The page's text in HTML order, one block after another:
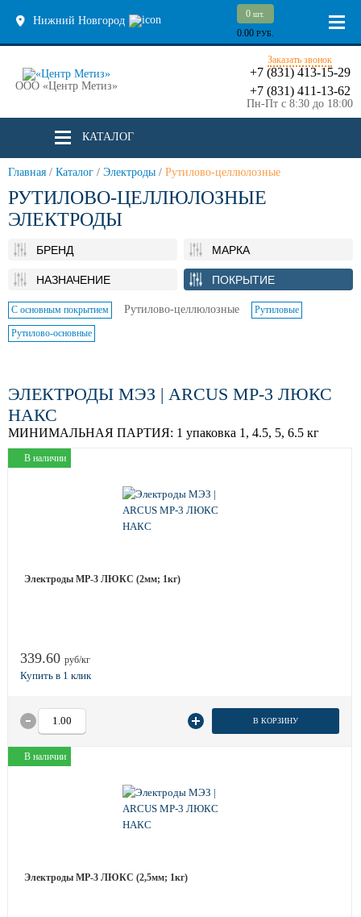
Нижний Новгород
0 шт.
0.00 РУБ.
ООО «Центр Метиз»
Заказать звонок
+7 (831) 413-15-29
+7 (831) 411-13-62
Пн-Пт с 8:30 до 18:00
КАТАЛОГ
Главная / Каталог / Электроды / Рутилово-целлюлозные
РУТИЛОВО-ЦЕЛЛЮЛОЗНЫЕ
ЭЛЕКТРОДЫ
БРЕНД МАРКА
НАЗНАЧЕНИЕ ПОКРЫТИЕ
С основным покрытием Рутилово-целлюлозные Рутиловые
Рутилово-основные
ЭЛЕКТРОДЫ МЭЗ | ARCUS МР-3 ЛЮКС
НАКС
МИНИМАЛЬНАЯ ПАРТИЯ: 1 упаковка 1, 4.5, 5, 6.5 кг
В наличии
Электроды МР-3 ЛЮКС (2мм; 1кг)
339.60 руб/кг
В КОРЗИНУ
В наличии
Электроды МР-3 ЛЮКС (2,5мм; 1кг)